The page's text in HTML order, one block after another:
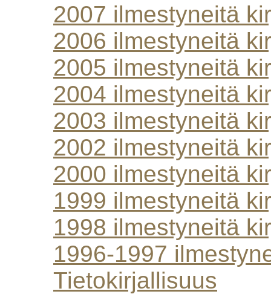
2007 ilmestyneitä
2006 ilmestyneitä
2005 ilmestyneitä
2004 ilmestyneitä
2003 ilmestyneitä
2002 ilmestyneitä
2000 ilmestyneitä
1999 ilmestyneitä
1998 ilmestyneitä
1996-1997
Tietokirjallisuus